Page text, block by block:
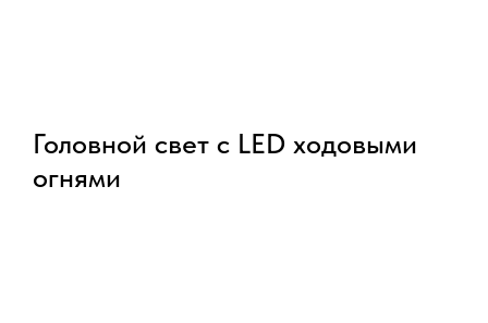
Головной свет с LED ходовыми
огнями